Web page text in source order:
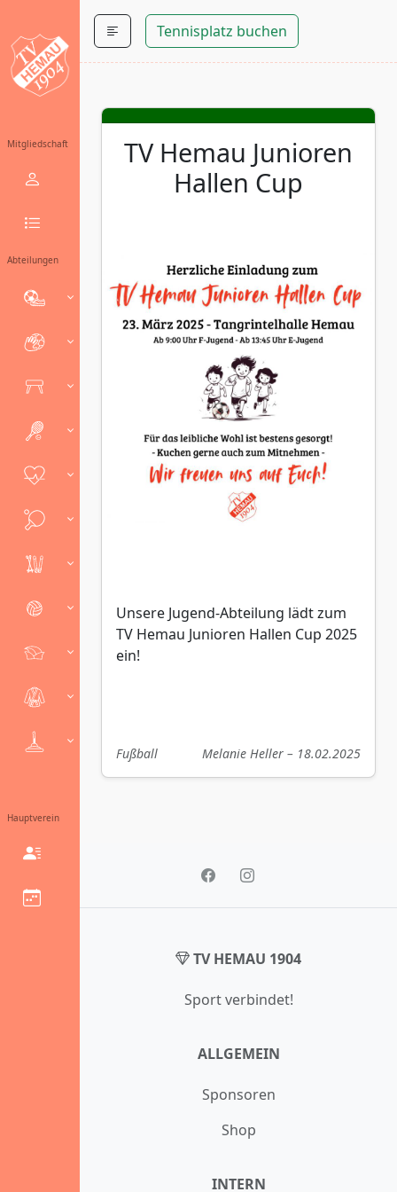
Mitgliedschaft
Abteilungen
Hauptverein
Tennisplatz buchen
TV Hemau Junioren
Hallen Cup
Unsere Jugend-Abteilung lädt zum
TV Hemau Junioren Hallen Cup 2025
ein!
Fußball Melanie Heller – 18.02.2025
TV HEMAU 1904
Sport verbindet!
ALLGEMEIN
Sponsoren
Shop
INTERN